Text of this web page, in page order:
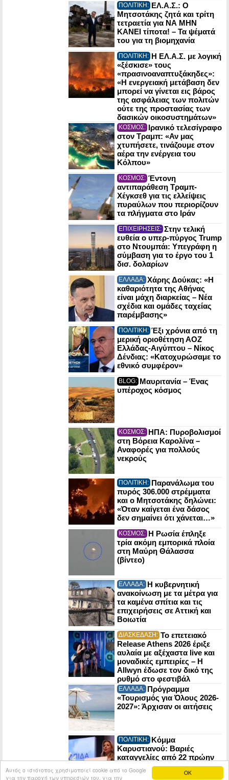
OK
Αυτός ο ιστότοπος χρησιμοποιεί cookie από το Google
για την παροχή των υπηρεσιών του, για την
ΠΟΛΙΤΙΚΗ: ΕΛ.Α.Σ.: Ο
Μητσοτάκης ζητά και τρίτη
τετραετία για ΝΑ ΜΗΝ
ΚΑΝΕΙ τίποτα! – Τα ψέματά
του για τη βιομηχανία
ΠΟΛΙΤΙΚΗ: Η ΕΛ.Α.Σ. με λογική
«ξέσκισε» τους
«πρασινοαναπτυξάκηδες»:
«Η ενεργειακή μετάβαση δεν
μπορεί να γίνεται εις βάρος
της ασφάλειας των πολιτών
ούτε της προστασίας των
δασικών οικοσυστημάτων»
ΚΟΣΜΟΣ: Ιρανικό τελεσίγραφο
στον Τραμπ: «Αν μας
χτυπήσετε, τινάζουμε στον
αέρα την ενέργεια του
Κόλπου»
ΚΟΣΜΟΣ: Έντονη
αντιπαράθεση Τραμπ-
Χέγκσεθ για τις ελλείψεις
πυραύλων που περιορίζουν
τα πλήγματα στο Ιράν
ΕΠΙΧΕΙΡΗΣΕΙΣ: Στην τελική
ευθεία ο υπερ-πύργος Trump
στο Ντουμπάι: Υπεγράφη η
σύμβαση για το έργο του 1
δισ. δολαρίων
ΕΛΛΑΔΑ: Χάρης Δούκας: «Η
καθαριότητα της Αθήνας
είναι μάχη διαρκείας – Νέα
σχέδια και ομάδες ταχείας
παρέμβασης»
ΠΟΛΙΤΙΚΗ: Έξι χρόνια από τη
μερική οριοθέτηση ΑΟΖ
Ελλάδας-Αιγύπτου – Νίκος
Δένδιας: «Κατοχυρώσαμε το
εθνικό συμφέρον»
BLOG: Μαυριτανία – Ένας
υπέροχος κόσμος
ΚΟΣΜΟΣ: ΗΠΑ: Πυροβολισμοί
στη Βόρεια Καρολίνα –
Αναφορές για πολλούς
νεκρούς
ΠΟΛΙΤΙΚΗ: Παρανάλωμα του
πυρός 306.000 στρέμματα
και ο Μητσοτάκης δηλώνει:
«Όταν καίγεται ένα δάσος
δεν σημαίνει ότι χάνεται…»
ΚΟΣΜΟΣ: Η Ρωσία έπληξε
τρία ακόμη εμπορικά πλοία
στη Μαύρη Θάλασσα
(βίντεο)
ΕΛΛΑΔΑ: Η κυβερνητική
ανακοίνωση με τα μέτρα για
τα καμένα σπίτια και τις
επιχειρήσεις σε Αττική και
Βοιωτία
ΔΙΑΣΚΕΔΑΣΗ: Το επετειακό
Release Athens 2026 έριξε
αυλαία με αξέχαστα live και
μοναδικές εμπειρίες – Η
Allwyn έδωσε τον δικό της
ρυθμό στο φεστιβάλ
ΕΛΛΑΔΑ: Πρόγραμμα
«Τουρισμός για Όλους 2026-
2027»: Άρχισαν οι αιτήσεις
ΠΟΛΙΤΙΚΗ: Κόμμα
Καρυστιανού: Βαριές
καταγγελίες από 22 πρώην
στελέχη της Ελπίδας για τη
Δημοκρατία